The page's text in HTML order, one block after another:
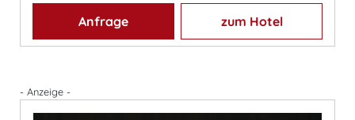
Anfrage zum Hotel
- Anzeige -